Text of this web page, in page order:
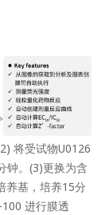
将受试物U0126
钟。(3)更换为含
养基，培养15分
进行膜透